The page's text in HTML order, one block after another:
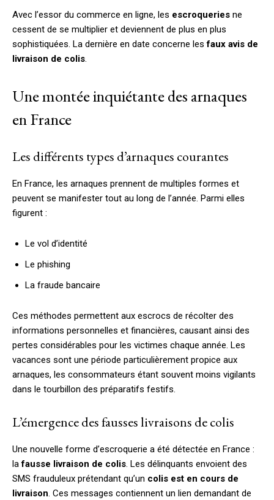
Avec l’essor du commerce en ligne, les escroqueries ne
cessent de se multiplier et deviennent de plus en plus
sophistiquées. La dernière en date concerne lesfaux avis de
livraison de colis.
Une montée inquiétante des arnaques
en France
Les différents types d’arnaques courantes
En France, les arnaques prennent de multiples formes et
peuvent se manifester tout au long de l’année. Parmi elles
figurent :
Le vol d’identité
Le phishing
La fraude bancaire
Ces méthodes permettent aux escrocs de récolter des
informations personnelles et financières, causant ainsi des
pertes considérables pour les victimes chaque année. Les
vacances sont une période particulièrement propice aux
arnaques, les consommateurs étant souvent moins vigilants
dans le tourbillon des préparatifs festifs.
L’émergence des fausses livraisons de colis
Une nouvelle forme d’escroquerie a été détectée en France :
lafausse livraison de colis. Les délinquants envoient des
SMS frauduleux prétendant qu’un colis est en cours de
livraison. Ces messages contiennent un lien demandant de